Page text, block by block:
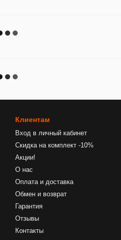
Клиентам
Вход в личный кабинет
Скидка на комплект -10%
Акции!
О нас
Оплата и доставка
Обмен и возврат
Гарантия
Отзывы
Контакты